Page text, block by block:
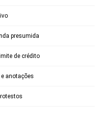
presumida
de crédito
anotações